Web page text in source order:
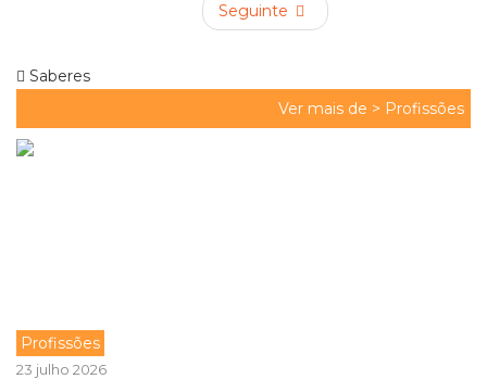
Seguinte
Saberes
Ver mais de > Profissões
Profissões
23 julho 2026